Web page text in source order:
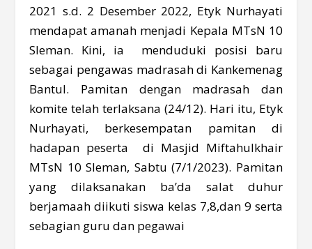
2021 s.d. 2 Desember 2022, Etyk Nurhayati
mendapat amanah menjadi Kepala MTsN 10
Sleman. Kini, ia menduduki posisi baru
sebagai pengawas madrasah di Kankemenag
Bantul. Pamitan dengan madrasah dan
komite telah terlaksana (24/12). Hari itu, Etyk
Nurhayati, berkesempatan pamitan di
hadapan peserta di Masjid Miftahulkhair
MTsN 10 Sleman, Sabtu (7/1/2023). Pamitan
yang dilaksanakan ba’da salat duhur
berjamaah diikuti siswa kelas 7,8,dan 9 serta
sebagian guru dan pegawai